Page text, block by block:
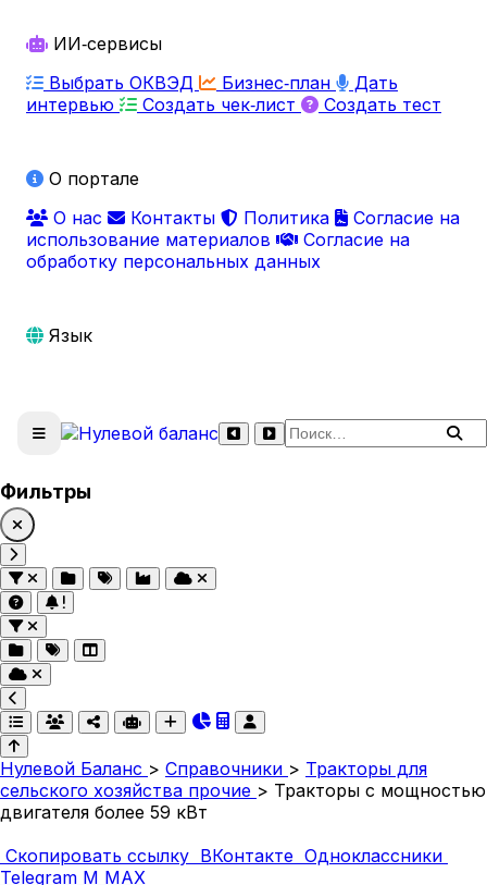
ИИ‑сервисы
Выбрать ОКВЭД
Бизнес‑план
Дать
интервью
Создать чек‑лист Создать тест
О портале
О нас
Контакты Политика
Согласие на
использование материалов
Согласие на
обработку персональных данных
Язык
Поиск по сайту
Фильтры
Нулевой Баланс > Справочники > Тракторы для
сельского хозяйства прочие > Тракторы с мощностью
двигателя более 59 кВт
Скопировать ссылку ВКонтакте Одноклассники
Telegram M MAX